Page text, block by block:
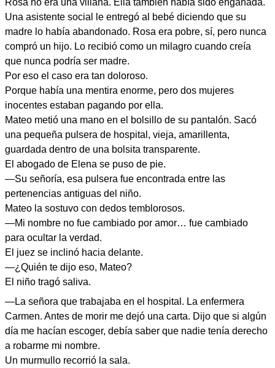
Una asistente social le entregó al bebé diciendo que su
madre lo había abandonado. Rosa era pobre, sí, pero nunca
compró un hijo. Lo recibió como un milagro cuando creía
que nunca podría ser madre.
Por eso el caso era tan doloroso.
Porque había una mentira enorme, pero dos mujeres
inocentes estaban pagando por ella.
Mateo metió una mano en el bolsillo de su pantalón. Sacó
una pequeña pulsera de hospital, vieja, amarillenta,
guardada dentro de una bolsita transparente.
El abogado de Elena se puso de pie.
—Su señoría, esa pulsera fue encontrada entre las
pertenencias antiguas del niño.
Mateo la sostuvo con dedos temblorosos.
—Mi nombre no fue cambiado por amor… fue cambiado
para ocultar la verdad.
El juez se inclinó hacia delante.
—¿Quién te dijo eso, Mateo?
El niño tragó saliva.
—La señora que trabajaba en el hospital. La enfermera
Carmen. Antes de morir me dejó una carta. Dijo que si algún
día me hacían escoger, debía saber que nadie tenía derecho
a robarme mi nombre.
Un murmullo recorrió la sala.